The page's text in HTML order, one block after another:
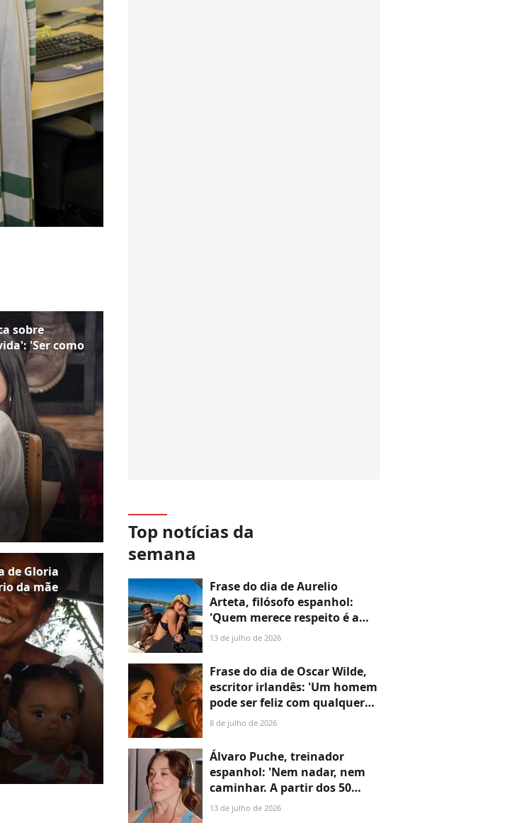
sobre
'Ser como
de Gloria
da mãe
Top notícias da
semana
Frase do dia de Aurelio
Arteta, filósofo espanhol:
'Quem merece respeito é a
pessoa, e com muita
opiniões'
13 de julho de 2026
Frase do dia de Oscar Wilde,
escritor irlandês: 'Um homem
pode ser feliz com qualquer
mulher, desde que não a ame'
8 de julho de 2026
Álvaro Puche, treinador
espanhol: 'Nem nadar, nem
caminhar. A partir dos 50
anos, é absolutamente
13 de julho de 2026